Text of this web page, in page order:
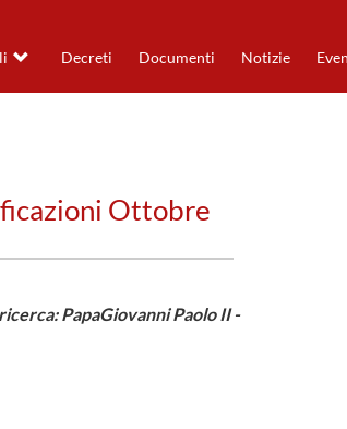
Decreti Documenti Notizie
Ottobre
PapaGiovanni Paolo II -